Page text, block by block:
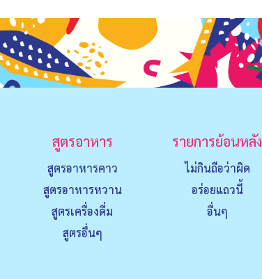
สูตรอาหาร
สูตรอาหารคาว
สูตรอาหารหวาน
สูตรเครื่องดื่ม
สูตรอื่นๆ
รายการย้อนหลัง
ไม่กินถือว่าผิด
อร่อยแถวนี้
อื่นๆ